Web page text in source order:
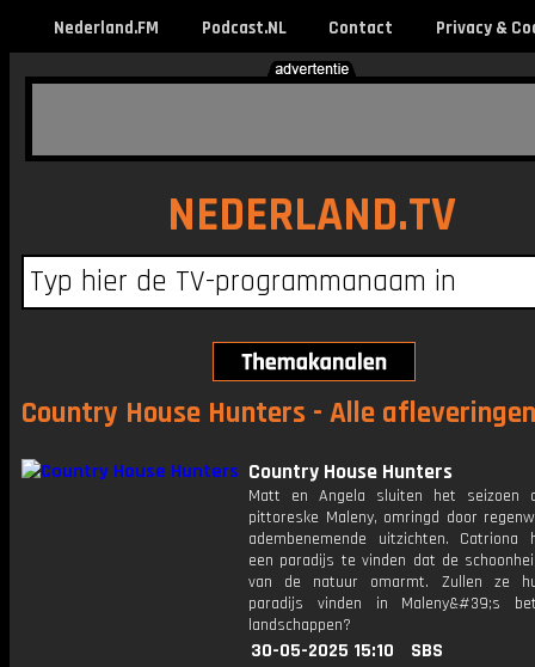
Nederland.FM Podcast.NL Contact Privacy &
NEDERLAND.TV
Country House Hunters - Alle afleveringen
Country House Hunters
Matt en Angela sluiten het
pittoreske Maleny, omringd door
adembenemende uitzichten. Catriona
een paradijs te vinden dat de
van de natuur omarmt. Zullen ze
paradijs vinden in Maleny&#39;s
landschappen?
30-05-2025 15:10
SBS